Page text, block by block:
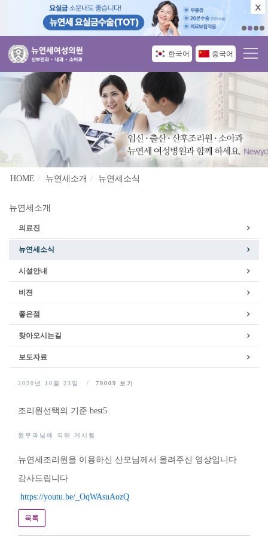
한국어 중국어
HOME 뉴연세소개 뉴연세소식
뉴연세소개
의료진
뉴연세소식
시설안내
비젼
좋은점
찾아오시는길
보도자료
2020년 10월 23일 79009 보기
조리원선택의 기준 best5
원무과님에 의해 게시됨
뉴연세조리원을 이용하신 산모님께서 올려주신 영상입니다
감사드립니다
https://youtu.be/_OqWAsuAozQ
목록